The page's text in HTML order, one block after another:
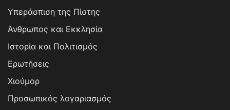
Υπεράσπιση της Πίστης
Άνθρωπος και Εκκλησία
Ιστορία και Πολιτισμός
Ερωτήσεις
Χιούμορ
Προσωπικός λογαριασμός